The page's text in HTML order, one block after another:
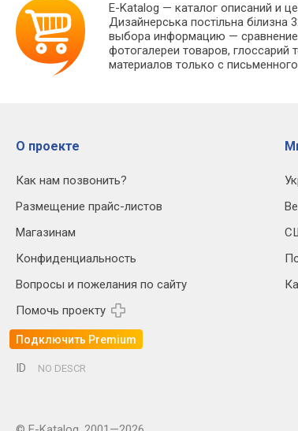
E-Katalog — каталог описаний и
Дизайнерська постільна
выбора информацию — сравнение
фотогалереи товаров, глоссарий
материалов только с
О проекте
Как нам позвонить?
Размещение прайс-листов
Магазинам
Конфиденциальность
Вопросы и пожелания по сайту
Помочь проекту
Подключить Premium
ID NO DESCR